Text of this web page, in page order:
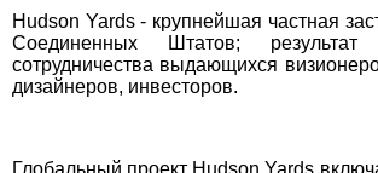
Hudson Yards - крупнейшая частная
Соединенных Штатов; результат
сотрудничества выдающихся
дизайнеров, инвесторов.
Глобальный проект Hudson Yards